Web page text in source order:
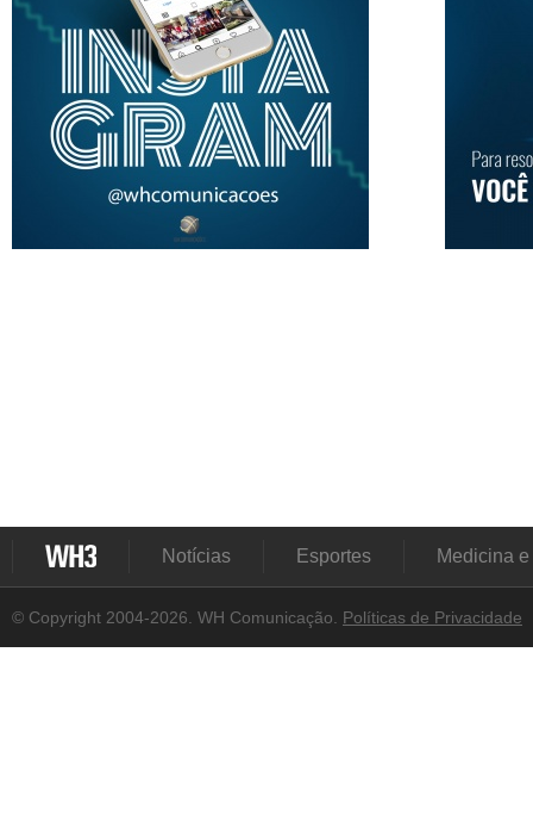
Notícias Esportes Medicina
© Copyright 2004-2026. WH Comunicação. Políticas de Privacidade